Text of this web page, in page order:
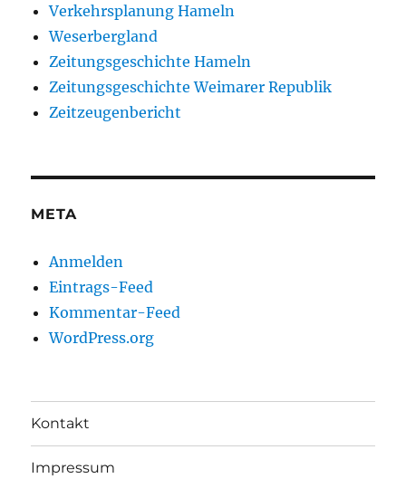
Verkehrsplanung Hameln
Weserbergland
Zeitungsgeschichte Hameln
Zeitungsgeschichte Weimarer Republik
Zeitzeugenbericht
META
Anmelden
Eintrags-Feed
Kommentar-Feed
WordPress.org
Kontakt
Impressum